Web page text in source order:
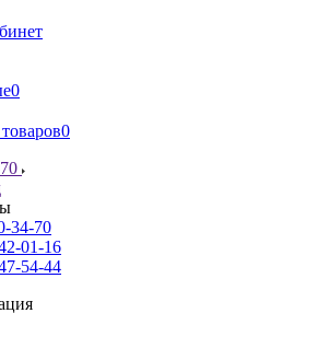
0
0
34-70
01-16
54-44